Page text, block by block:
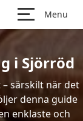
Menu
i Sjörröd
särskilt när det
denna guide
enklaste och